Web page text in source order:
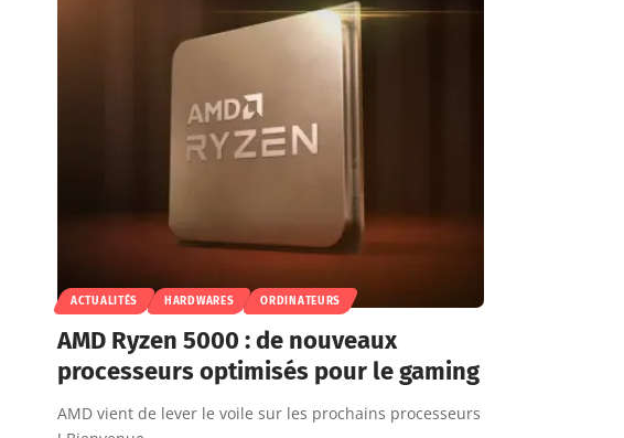
ACTUALITÉS HARDWARES ORDINATEURS
AMD Ryzen 5000 : de nouveaux
processeurs optimisés pour le gaming
AMD vient de lever le voile sur les prochains processeurs